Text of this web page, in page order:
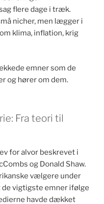
flere dage i træk.
nicher, men lægger i
klima, inflation, krig
emner som de
og hører om dem.
Fra teori til
for alvor beskrevet i
og Donald Shaw.
vælgere under
vigtigste emner ifølge
havde dækket